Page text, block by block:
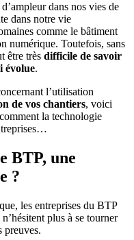
dans nos vies de
dans notre vie
comme le bâtiment
numérique. Toutefois, sans
être très difficile de savoir
évolue.
l’utilisation
de vos chantiers, voici
la technologie
BTP, une
?
les entreprises du BTP
plus à se tourner
preuves.